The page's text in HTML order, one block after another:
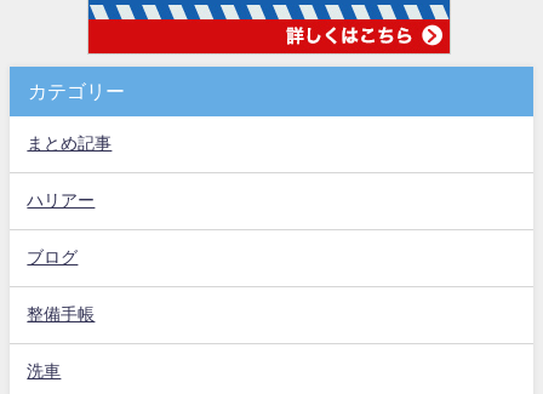
カテゴリー
まとめ記事
ハリアー
ブログ
整備手帳
洗車